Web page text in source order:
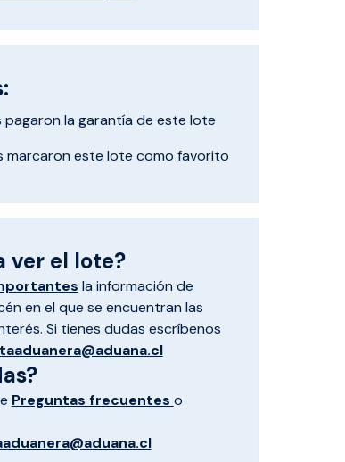
pagaron la garantía de este lote
marcaron este lote como favorito
ver el lote?
la información de
en el que se encuentran las
Si tienes dudas escríbenos
Preguntas frecuentes o